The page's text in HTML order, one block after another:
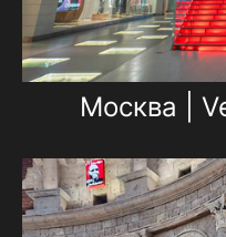
Москва |